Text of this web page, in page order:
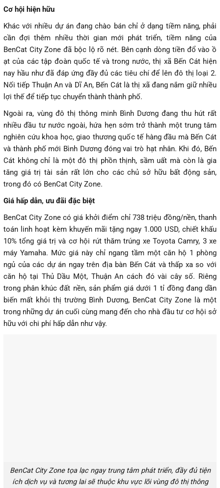
Cơ hội hiện hữu
Khác với nhiều dự án đang chào bán chỉ ở dạng tiềm năng, phải
cần đợi thêm nhiều thời gian mới phát triển, tiềm năng của
BenCat City Zone đã bộc lộ rõ nét. Bên cạnh dòng tiền đổ vào ồ
ạt của các tập đoàn quốc tế và trong nước, thị xã Bến Cát hiện
nay hầu như đã đáp ứng đầy đủ các tiêu chí để lên đô thị loại 2.
Nối tiếp Thuận An và Dĩ An, Bến Cát là thị xã đang nắm giữ nhiều
lợi thế để tiếp tục chuyển thành thành phố.
Ngoài ra, vùng đô thị thông minh Bình Dương đang thu hút rất
nhiều đầu tư nước ngoài, hứa hẹn sớm trở thành một trung tâm
nghiên cứu khoa học, giao thương quốc tế hàng đầu mà Bến Cát
và thành phố mới Bình Dương đóng vai trò hạt nhân. Khi đó, Bến
Cát không chỉ là một đô thị phồn thịnh, sầm uất mà còn là gia
tăng giá trị tài sản rất lớn cho các chủ sở hữu bất động sản,
trong đó có BenCat City Zone.
Giá hấp dẫn, ưu đãi đặc biệt
BenCat City Zone có giá khởi điểm chỉ 738 triệu đồng/nền, thanh
toán linh hoạt kèm khuyến mãi tặng ngay 1.000 USD, chiết khấu
10% tổng giá trị và cơ hội rút thăm trúng xe Toyota Camry, 3 xe
máy Yamaha. Mức giá này chỉ ngang tầm một căn hộ 1 phòng
ngủ của các dự án ngay trên địa bàn Bến Cát và thấp xa so với
căn hộ tại Thủ Dầu Một, Thuận An cách đó vài cây số. Riêng
trong phân khúc đất nền, sản phẩm giá dưới 1 tỉ đồng đang dần
biến mất khỏi thị trường Bình Dương, BenCat City Zone là một
trong những dự án cuối cùng mang đến cho nhà đầu tư cơ hội sở
hữu với chi phí hấp dẫn như vậy.
BenCat City Zone tọa lạc ngay trung tâm phát triển, đầy đủ tiện
ích dịch vụ và tương lai sẽ thuộc khu vực lõi vùng đô thị thông